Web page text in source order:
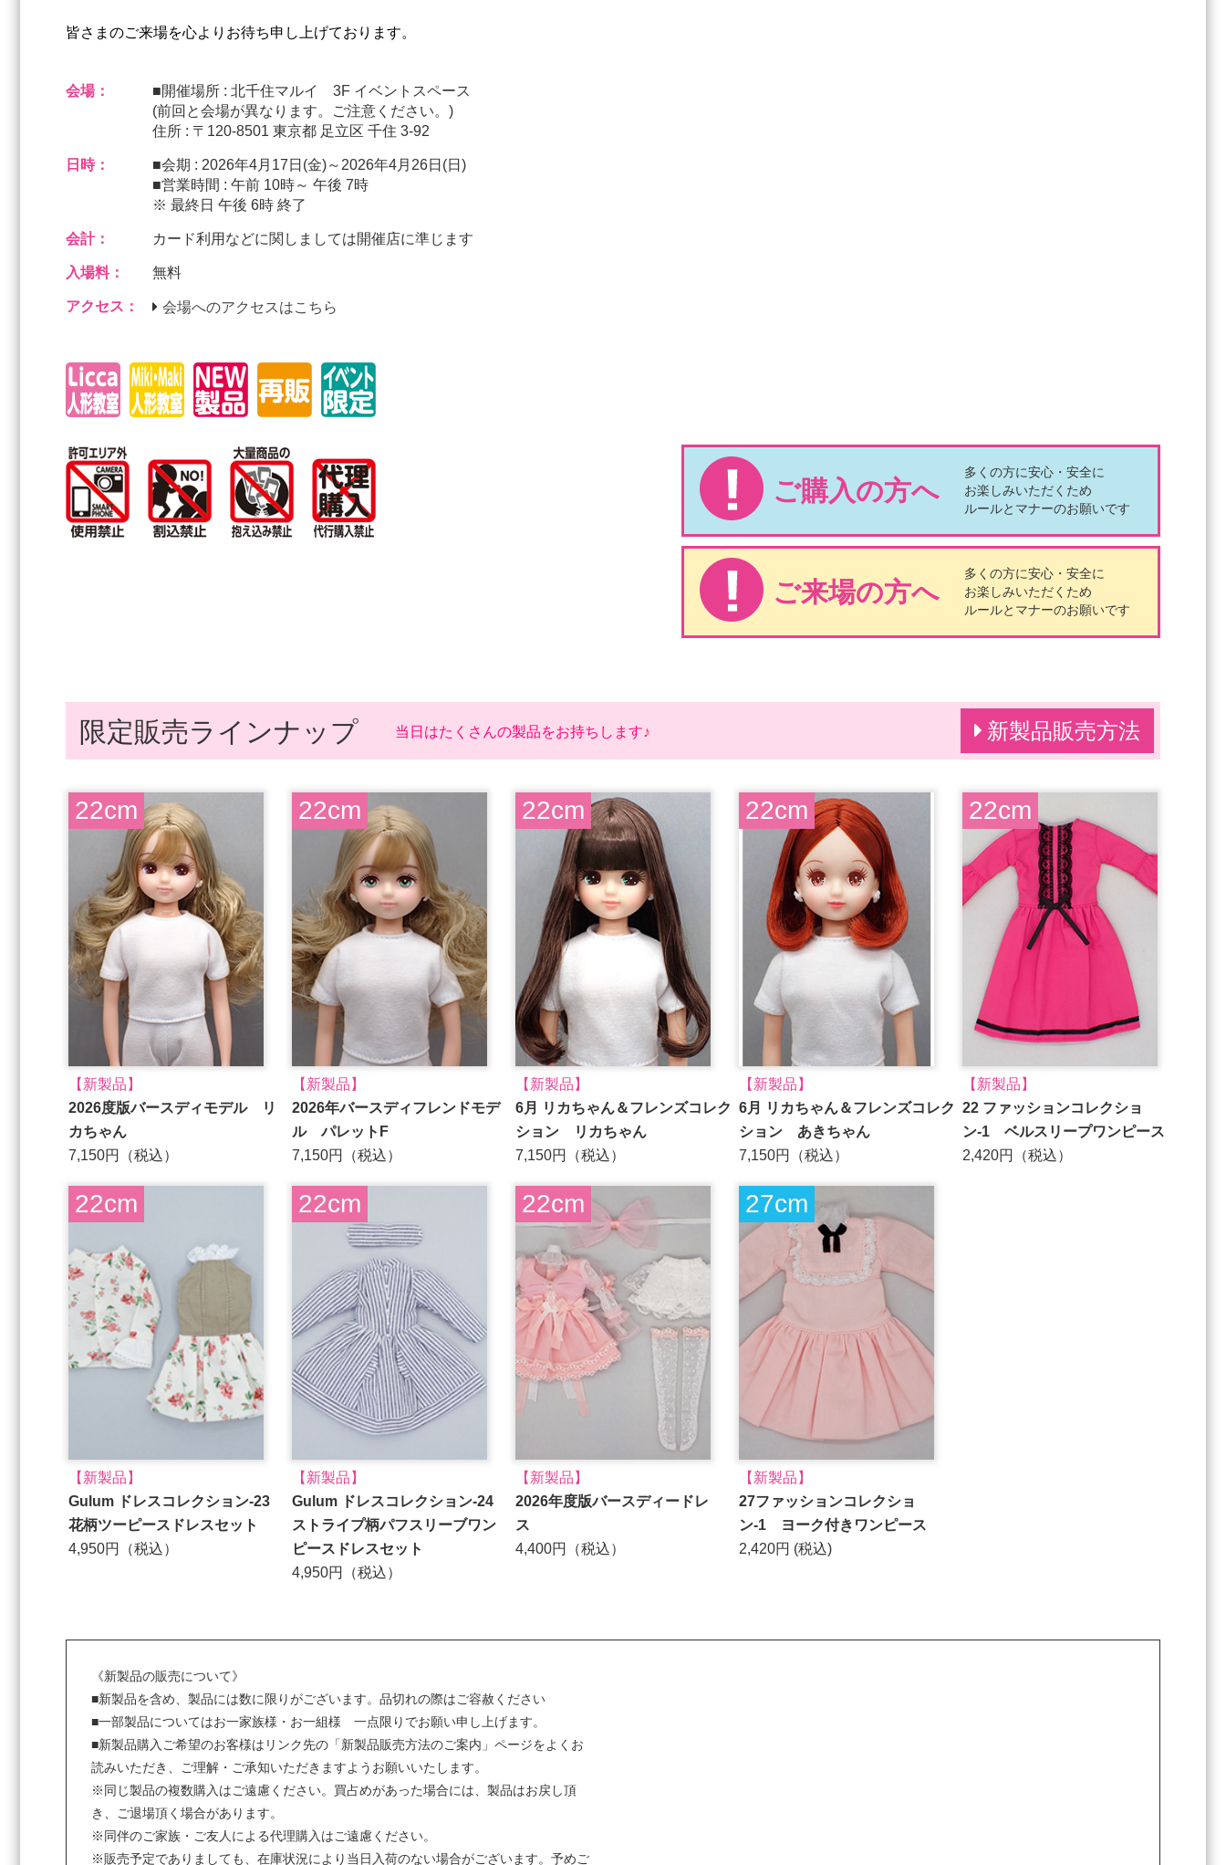
皆さまのご来場を心よりお待ち申し上げております。
会場：
■開催場所 : 北千住マルイ 3F イベントスペース
(前回と会場が異なります。ご注意ください。)
住所 : 〒120-8501 東京都 足立区 千住 3-92
日時：
■会期 : 2026年4月17日(金)～2026年4月26日(日)
■営業時間 : 午前 10時～ 午後 7時
※ 最終日 午後 6時 終了
会計： カード利用などに関しましては開催店に準じます
入場料： 無料
アクセス： 会場へのアクセスはこちら
ご購入の方へ
多くの方に安心・安全に
お楽しみいただくため
ルールとマナーのお願いです
ご来場の方へ
多くの方に安心・安全に
お楽しみいただくため
ルールとマナーのお願いです
限定販売ラインナップ 当日はたくさんの製品をお持ちします♪ 新製品販売方法
22cm
【新製品】
2026度版バースディモデル リ
カちゃん
7,150円（税込）
22cm
【新製品】
2026年バースディフレンドモデ
ル パレットF
7,150円（税込）
22cm
【新製品】
6月 リカちゃん＆フレンズコレク
ション リカちゃん
7,150円（税込）
22cm
【新製品】
6月 リカちゃん＆フレンズコレク
ション あきちゃん
7,150円（税込）
22cm
【新製品】
22 ファッションコレクショ
ン-1 ベルスリープワンピース
2,420円（税込）
22cm
【新製品】
Gulum ドレスコレクション-23
花柄ツーピースドレスセット
4,950円（税込）
22cm
【新製品】
Gulum ドレスコレクション-24
ストライプ柄パフスリーブワン
ピースドレスセット
4,950円（税込）
22cm
【新製品】
2026年度版バースディードレ
ス
4,400円（税込）
27cm
【新製品】
27ファッションコレクショ
ン-1 ヨーク付きワンピース
2,420円 (税込)
《新製品の販売について》
■新製品を含め、製品には数に限りがございます。品切れの際はご容赦ください
■一部製品についてはお一家族様・お一組様 一点限りでお願い申し上げます。
■新製品購入ご希望のお客様はリンク先の「新製品販売方法のご案内」ページをよくお
読みいただき、ご理解・ご承知いただきますようお願いいたします。
※同じ製品の複数購入はご遠慮ください。買占めがあった場合には、製品はお戻し頂
き、ご退場頂く場合があります。
※同伴のご家族・ご友人による代理購入はご遠慮ください。
※販売予定でありましても、在庫状況により当日入荷のない場合がございます。予めご